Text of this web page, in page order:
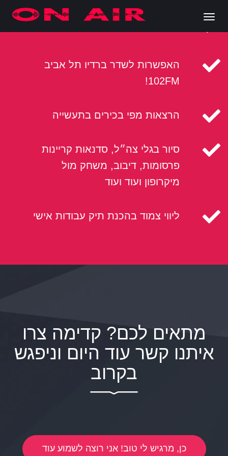
content
oggle
navigation
רק אצלנו
האפשרות לשדר ברדיו תל אביב
102FM!
הרצאות מפי בכירים בתעשייה
סיור בגלי צה״ל, סדנאות קריינות
פרסומות, דיבוב, משחק מול
מיקרופון ועוד ועוד
ליווי צמוד בהכנת תיק עבודות אישי
מתאים לכם? קדימה צרו
איתנו קשר עוד היום וניפגש
בקרוב
כן, מרגיש לי טוב! אני רוצה לשמוע עוד